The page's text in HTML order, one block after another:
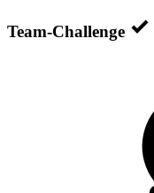
Team-Challenge